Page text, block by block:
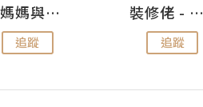
儍媽媽與兩隻小魔怪之家
追蹤
裝修佬 - 香港一站式網上裝修平台
追蹤